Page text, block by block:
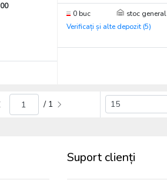
0 buc
stoc general
Verificați și alte depozit (5)
/ 1
Suport clienți